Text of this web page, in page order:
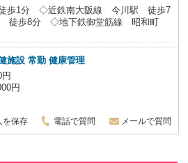
歩1分 ◇近鉄南大阪線 今川駅 徒歩7
歩8分 ◇地下鉄御堂筋線 昭和町
施設常勤 健康管理
円
を保存 電話で質問 メールで質問